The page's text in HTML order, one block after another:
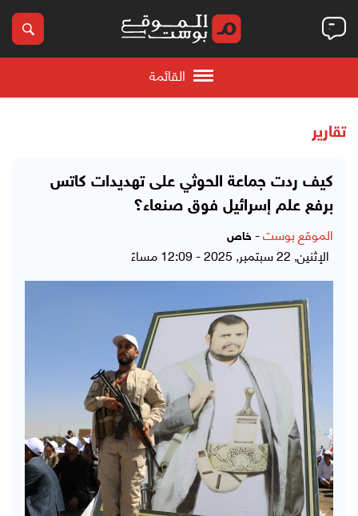
القائمة
تقارير
كيف ردت جماعة الحوثي على تهديدات كاتس
برفع علم إسرائيل فوق صنعاء؟
الموقع بوست- خاص
الإثنين, 22 سبتمبر, 2025 - 12:09 مساءً